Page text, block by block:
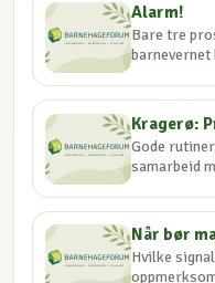
Alarm!
Bare tre
Kragerø:
Gode
samarbeid
Når bør
Hvilke